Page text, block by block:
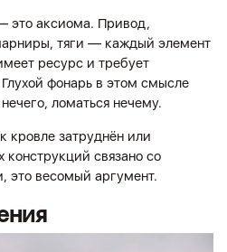
это аксиома. Привод,
тяги — каждый элемент
ресурс и требует
фонарь в этом смысле
ломаться нечему.
кровле затруднён или
связано со
это весомый аргумент.